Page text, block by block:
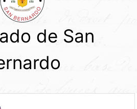
de San